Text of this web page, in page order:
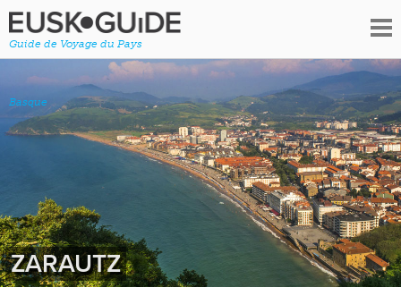
Guide de Voyage du Pays
Basque
ZARAUTZ